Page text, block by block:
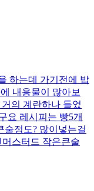
하는데 가기전에 밥
내용물이 많아보
의 계란하나 들었
요 레시피는 빵5개
술정도? 많이넣는걸
스터드 작은큰술